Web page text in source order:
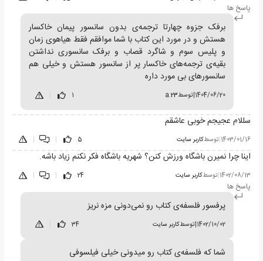
پاسخ ها
برفک جزوه چهارتا ترجمه‌ی بدون سانسور پیمان خاکسار
هستش و در مورد این کتاب با شما موافقم فقط هیاهوی زمان
و پلیس سوم و شاگرد قصاب و برفک سانسوری نداشتن
بقیه‌ی ترجمه‌های خاکسار پر از سانسور هستش و خیلی هم
سانسور‌های بی مورد داره
1404/06/20
|توسطa.23
1
سللام عجیجم خوبی عاشقم
1403/01/16
|توسطکاربر سایت 5
|
|
اینا چرا نمیرن باشگاه ورزش کنن؟ شهریه باشگاه فکر نکنم زیاد باشه.
1402/08/13 توسطکاربر سایت 24
پاسخ ها
پرفسور فلسفه‌ی کتاب رو نمی‌دونی مزه نریز
1402/10/02
|توسطکاربر سایت 34
شما که فلسفه‌ی کتاب رو میدونی خیلی فیلسوفی